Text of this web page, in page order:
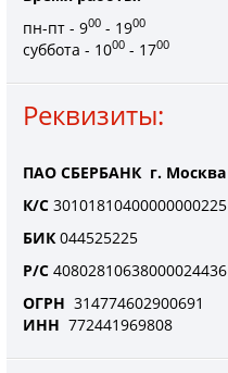
пн-пт - 900 - 1900
суббота - 1000 - 1700
Реквизиты:
ПАО СБЕРБАНК г. Москва
К/С 30101810400000000225
БИК 044525225
Р/С 40802810638000024436
ОГРН 314774602900691
ИНН 772441969808